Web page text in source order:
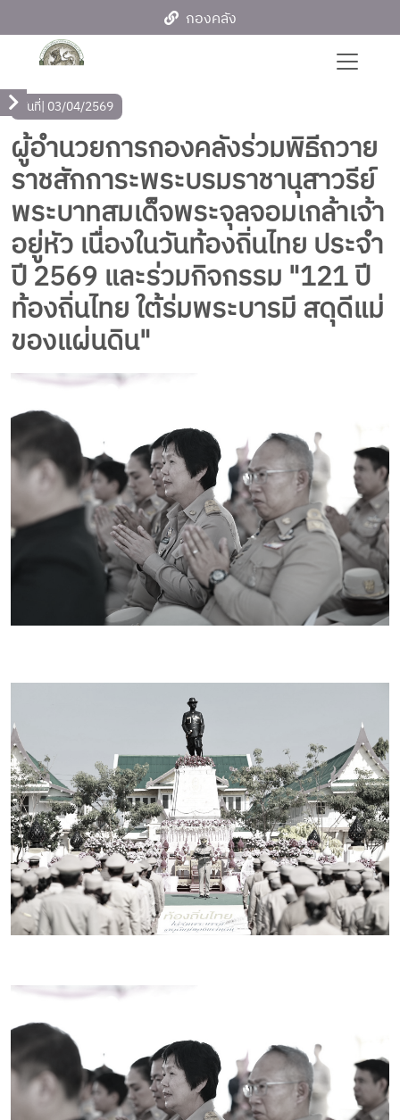
กองคลัง
วันที่| 03/04/2569
ผู้อำนวยการกองคลังร่วมพิธีถวาย
ราชสักการะพระบรมราชานุสาวรีย์
พระบาทสมเด็จพระจุลจอมเกล้าเจ้า
อยู่หัว เนื่องในวันท้องถิ่นไทย ประจำ
ปี 2569 และร่วมกิจกรรม "121 ปี
ท้องถิ่นไทย ใต้ร่มพระบารมี สดุดีแม่
ของแผ่นดิน"